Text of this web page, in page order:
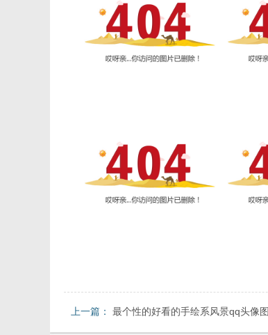
上一篇： 最个性的好看的手绘系风景qq头像